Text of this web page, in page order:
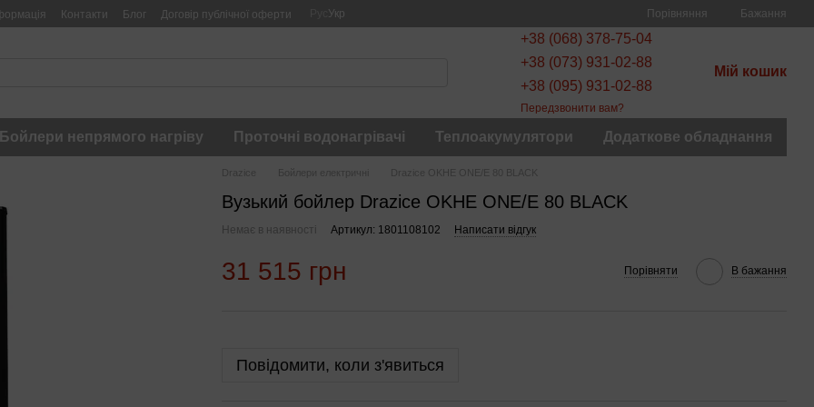
Контакти Блог Договір публічної оферти Укр Порівняння Бажання
+38 (068) 378-75-04
+38 (073) 931-02-88
+38 (095) 931-02-88
Передзвонити вам?
Мій кошик
Бойлери непрямого нагріву Проточні водонагрівачі Теплоакумулятори Додаткове обладнання
Drazice Бойлери електричні Drazice OKHE ONE/E 80 BLACK
Вузький бойлер Drazice OKHE ONE/E 80 BLACK
Немає в наявності Артикул: 1801108102 Написати відгук
31 515 грн Порівняти В бажання
Повідомити, коли з'явиться